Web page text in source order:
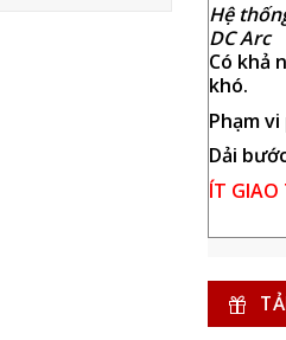
Hệ
DC Arc
Có khả
khó.
Phạm
Dải
ÍT